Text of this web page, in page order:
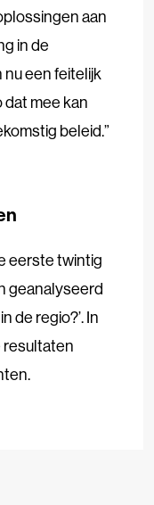
aan
in de
nu een feitelijk
dat mee kan
beleid.”
eerste twintig
geanalyseerd
de regio?’. In
resultaten